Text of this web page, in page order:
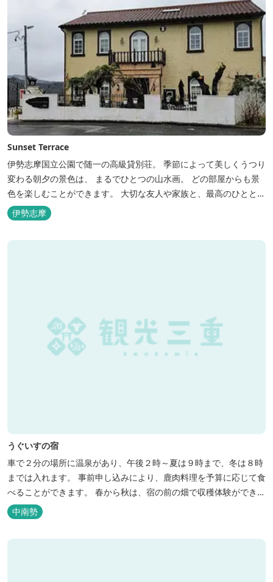
Sunset Terrace
伊勢志摩国立公園で随一の高級貸別荘。 季節によって美しくうつり
変わる朝夕の景色は、 まるでひとつの山水画。 どの部屋からも景
色を楽しむことができます。 大切な友人や家族と、最高のひととき
を。 1日1組限定とさせていただいております。 完全にプライベー
トでご利用いただけます。
伊勢志摩
うぐいすの宿
車で２分の場所に温泉があり、午後２時～夏は９時まで、冬は８時
までは入れます。 事前申し込みにより、鹿肉料理を予算に応じて食
べることができます。 春から秋は、宿の前の畑で収穫体験ができ、
その野菜で夕食もできます。
中南勢